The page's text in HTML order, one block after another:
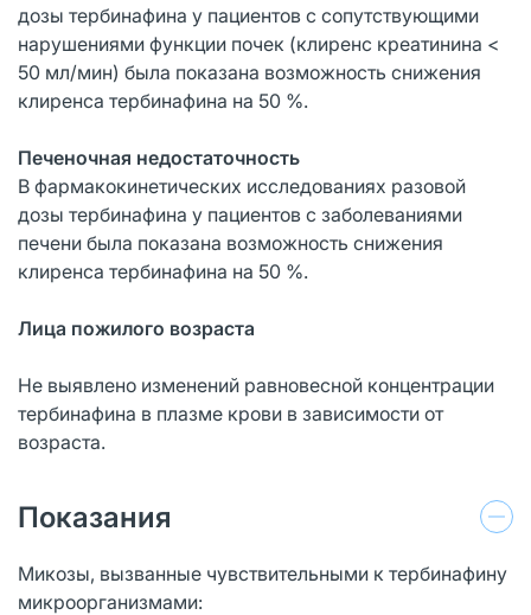
дозы тербинафина у пациентов с сопутствующими
нарушениями функции почек (клиренс креатинина <
50 мл/мин) была показана возможность снижения
клиренса тербинафина на 50 %.
Печеночная недостаточность
В фармакокинетических исследованиях разовой
дозы тербинафина у пациентов с заболеваниями
печени была показана возможность снижения
клиренса тербинафина на 50 %.
Лица пожилого возраста
Не выявлено изменений равновесной концентрации
тербинафина в плазме крови в зависимости от
возраста.
Показания
Микозы, вызванные чувствительными к тербинафину
микроорганизмами: